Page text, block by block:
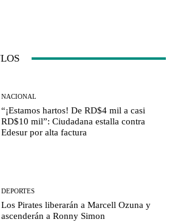
NACIONAL
“¡Estamos hartos! De RD$4 mil a casi
RD$10 mil”: Ciudadana estalla contra
Edesur por alta factura
DEPORTES
Los Pirates liberarán a Marcell Ozuna y
ascenderán a Ronny Simon